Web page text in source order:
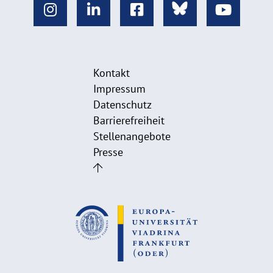
Kontakt
Impressum
Datenschutz
Barrierefreiheit
Stellenangebote
Presse